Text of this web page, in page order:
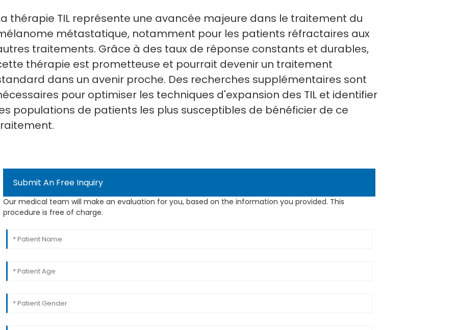
thérapie TIL représente une avancée majeure dans le traitement du
métastatique, notamment pour les patients réfractaires aux
traitements. Grâce à des taux de réponse constants et durables,
thérapie est prometteuse et pourrait devenir un traitement
dans un avenir proche. Des recherches supplémentaires sont
pour optimiser les techniques d'expansion des TIL et identifier
populations de patients les plus susceptibles de bénéficier de ce
Submit An Free Inquiry
Our medical team will make an evaluation for you, based on the information you provided. This
procedure is free of charge.